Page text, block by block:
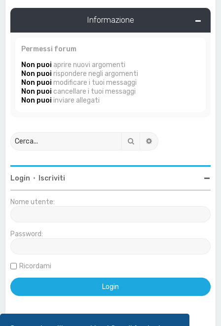
Informazione
Permessi forum
Non puoi aprire nuovi argomenti
Non puoi rispondere negli argomenti
Non puoi modificare i tuoi messaggi
Non puoi cancellare i tuoi messaggi
Non puoi inviare allegati
Cerca
Login • Iscriviti
Nome utente:
Password:
Ricordami